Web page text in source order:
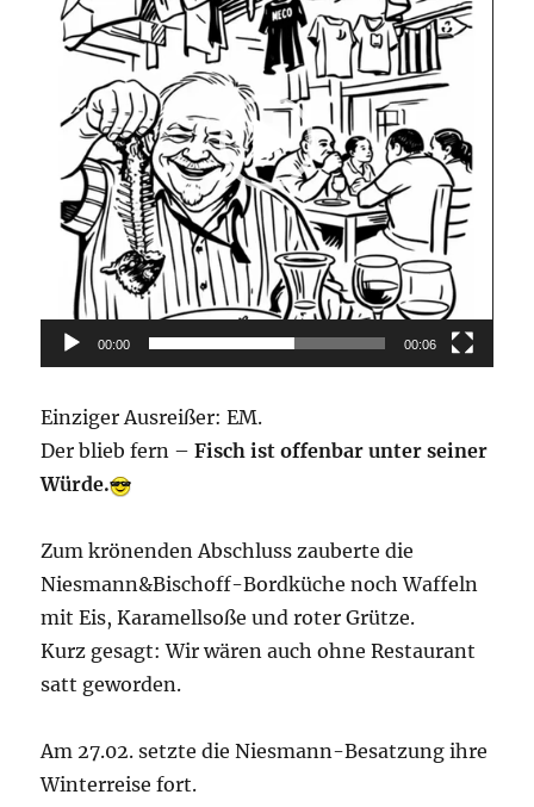
00:00 00:06
Einziger Ausreißer: EM.
Der blieb fern –Fisch ist offenbar unter seiner
Würde.
Zum krönenden Abschluss zauberte die
Niesmann&Bischoff-Bordküche noch Waffeln
mit Eis, Karamellsoße und roter Grütze.
Kurz gesagt: Wir wären auch ohne Restaurant
satt geworden.
Am 27.02. setzte die Niesmann-Besatzung ihre
Winterreise fort.